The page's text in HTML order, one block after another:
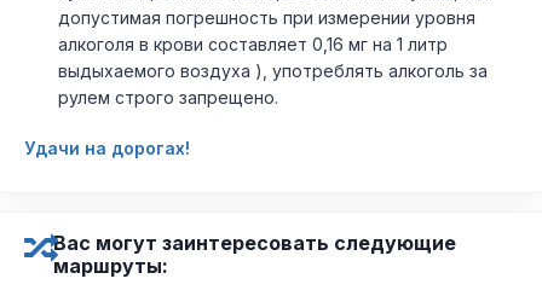
допустимая погрешность при измерении уровня
алкоголя в крови составляет 0,16 мг на 1 литр
выдыхаемого воздуха ), употреблять алкоголь за
рулем строго запрещено.
Удачи на дорогах!
Вас могут заинтересовать следующие
маршруты: